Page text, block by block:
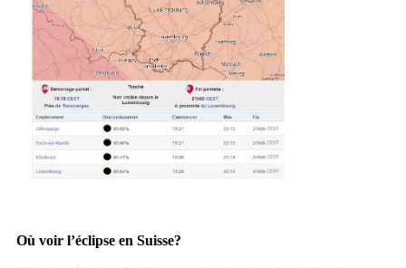
Où voir l’éclipse en Suisse?